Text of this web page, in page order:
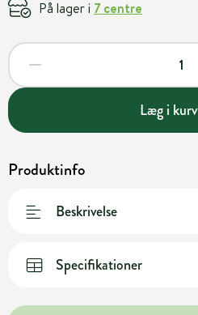
På lager i 7 centre
Læg i kurv
Produktinfo
Beskrivelse
Specifikationer